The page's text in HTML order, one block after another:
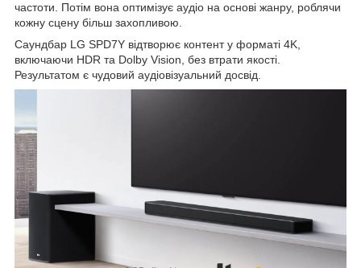
частоти. Потім вона оптимізує аудіо на основі жанру, роблячи
кожну сцену більш захопливою.
Саундбар LG SPD7Y відтворює контент у форматі 4K,
включаючи HDR та Dolby Vision, без втрати якості.
Результатом є чудовий аудіовізуальний досвід.